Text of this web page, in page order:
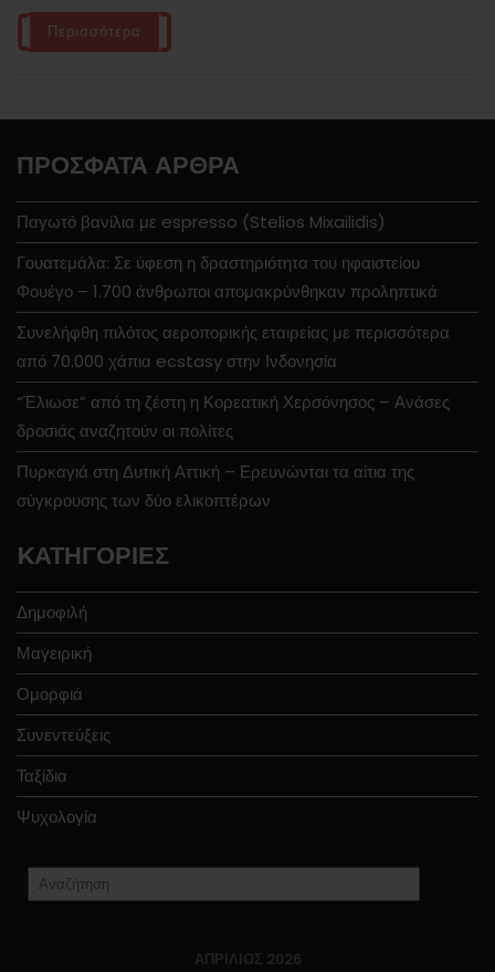
Περισσότερα
ΠΡΌΣΦΑΤΑ ΆΡΘΡΑ
Παγωτό βανίλια με espresso (Stelios Mixailidis)
Γουατεμάλα: Σε ύφεση η δραστηριότητα του ηφαιστείου
Φουέγο – 1.700 άνθρωποι απομακρύνθηκαν προληπτικά
Συνελήφθη πιλότος αεροπορικής εταιρείας με περισσότερα
από 70.000 χάπια ecstasy στην Ινδονησία
“Έλιωσε” από τη ζέστη η Κορεατική Χερσόνησος – Ανάσες
δροσιάς αναζητούν οι πολίτες
Πυρκαγιά στη Δυτική Αττική – Ερευνώνται τα αίτια της
σύγκρουσης των δύο ελικοπτέρων
KΑΤΗΓΟΡΊΕΣ
Δημοφιλή
Μαγειρική
Ομορφιά
Συνεντεύξεις
Ταξίδια
Ψυχολογία
ΑΠΡΊΛΙΟΣ 2026